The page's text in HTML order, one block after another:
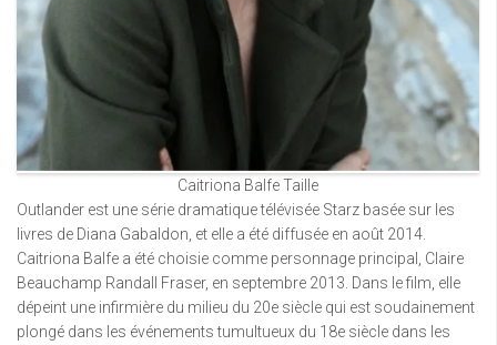
Caitriona Balfe Taille
Outlander est une série dramatique télévisée Starz basée sur les
livres de Diana Gabaldon, et elle a été diffusée en août 2014.
Caitriona Balfe a été choisie comme personnage principal, Claire
Beauchamp Randall Fraser, en septembre 2013. Dans le film, elle
dépeint une infirmière du milieu du 20e siècle qui est soudainement
plongé dans les événements tumultueux du 18e siècle dans les